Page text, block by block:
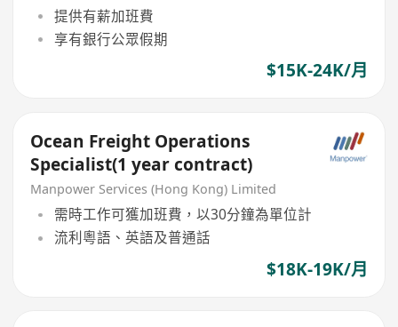
提供有薪加班費
享有銀行公眾假期
$15K-24K/月
Ocean Freight Operations
Specialist(1 year contract)
Manpower Services (Hong Kong) Limited
需時工作可獲加班費，以30分鐘為單位計
流利粵語、英語及普通話
$18K-19K/月